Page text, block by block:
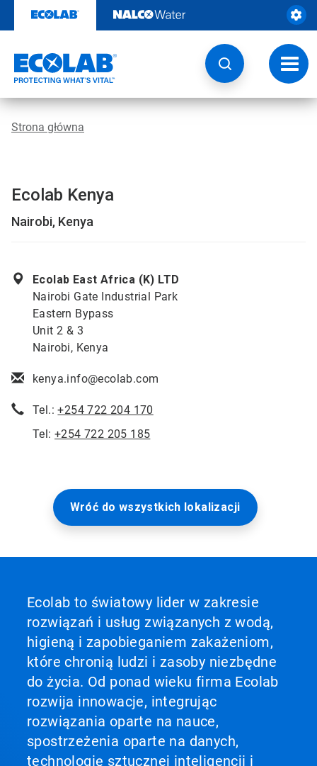
zawartości
Strona główna
Ecolab Kenya
Nairobi, Kenya
Ecolab East Africa (K) LTD
Nairobi Gate Industrial Park
Eastern Bypass
Unit 2 & 3
Nairobi, Kenya
kenya.info@ecolab.com
Tel.:+254 722 204 170
Tel: +254 722 205 185
Wróć do wszystkich lokalizacji
Ecolab to światowy lider w zakresie
rozwiązań i usług związanych z wodą,
higieną i zapobieganiem zakażeniom,
które chronią ludzi i zasoby niezbędne
do życia. Od ponad wieku firma Ecolab
rozwija innowacje, integrując
rozwiązania oparte na nauce,
spostrzeżenia oparte na danych,
technologię sztucznej inteligencji i